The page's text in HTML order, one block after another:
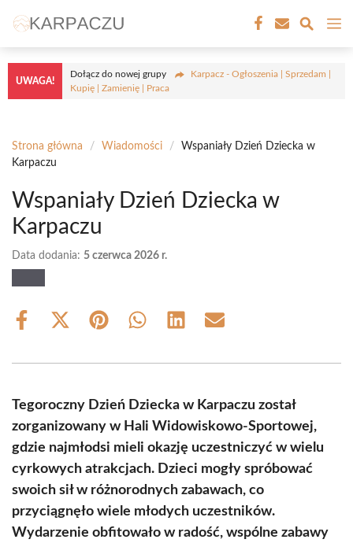
treści
UWAGA!
Dołącz do nowej grupy
Karpacz - Ogłoszenia | Sprzedam |
Kupię | Zamienię | Praca
Strona główna / Wiadomości /
Wspaniały Dzień Dziecka w
Karpaczu
Wspaniały Dzień Dziecka w
Karpaczu
Data dodania: 5 czerwca 2026 r.
Share
Share
(Twitter)
Share Share Share Share
Tegoroczny Dzień Dziecka w Karpaczu został
zorganizowany w Hali Widowiskowo-Sportowej,
gdzie najmłodsi mieli okazję uczestniczyć w wielu
cyrkowych atrakcjach. Dzieci mogły spróbować
swoich sił w różnorodnych zabawach, co
przyciągnęło wiele młodych uczestników.
Wydarzenie obfitowało w radość, wspólne zabawy